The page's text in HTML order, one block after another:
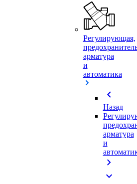
Регулирующая,
арматура
и
автоматика
chevron_left
Назад
арматура
и
chevron_right
expand_more